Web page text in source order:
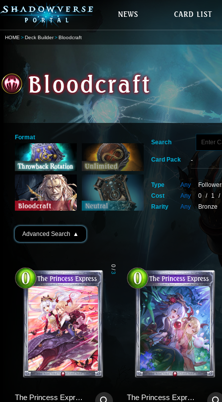
HOME Deck Builder Bloodcraft
Format
Search
Card Pack
Type Any
Cost
Any 0 / 1 /
Rarity
Any Bronze
Advanced Search ▲
0
/
3
The Princess Express The Princess Express